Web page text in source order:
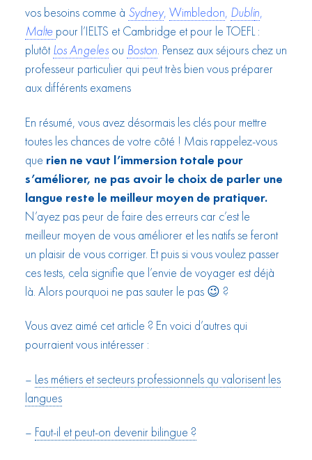
vos besoins comme à Sydney, Wimbledon, Dublin,
Malte pour l’IELTS et Cambridge et pour le TOEFL :
plutôtLos Angeles ou Boston. Pensez aux séjours chez un
professeur particulier qui peut très bien vous préparer
aux différents examens
En résumé, vous avez désormais les clés pour mettre
toutes les chances de votre côté ! Mais rappelez-vous
que rien ne vaut l’immersion totale pour
s’améliorer, ne pas avoir le choix de parler une
langue reste le meilleur moyen de pratiquer.
N’ayez pas peur de faire des erreurs car c’est le
meilleur moyen de vous améliorer et les natifs se feront
un plaisir de vous corriger. Et puis si vous voulez passer
ces tests, cela signifie que l’envie de voyager est déjà
là. Alors pourquoi ne pas sauter le pas 😉 ?
Vous avez aimé cet article ? En voici d’autres qui
pourraient vous intéresser :
– Les métiers et secteurs professionnels qu valorisent les
langues
– Faut-il et peut-on devenir bilingue ?